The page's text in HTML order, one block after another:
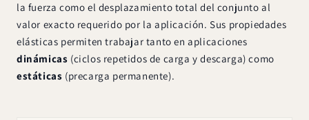
la fuerza como el desplazamiento total del conjunto al
valor exacto requerido por la aplicación. Sus propiedades
elásticas permiten trabajar tanto en aplicaciones
dinámicas (ciclos repetidos de carga y descarga) como
estáticas (precarga permanente).